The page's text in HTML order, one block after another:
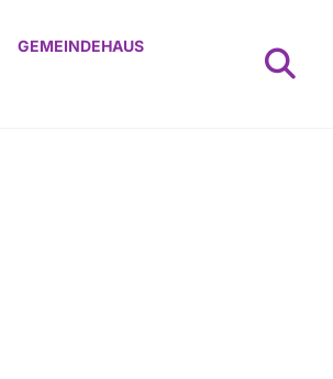
GEMEINDEHAUS